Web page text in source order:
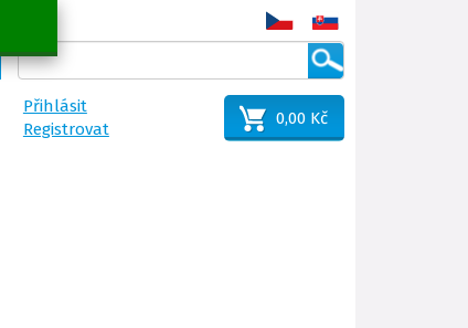
Přihlásit
Registrovat
0,00 Kč